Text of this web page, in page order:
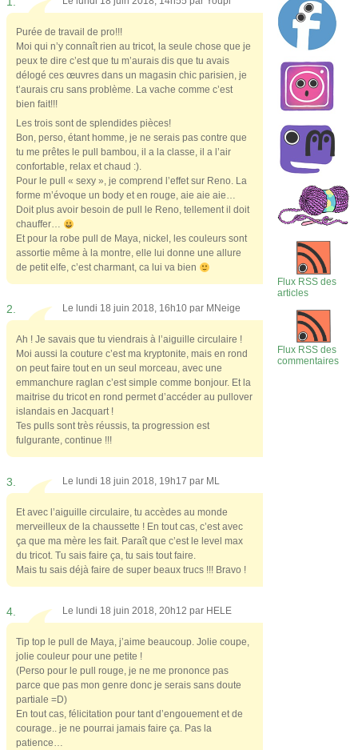
Purée de travail de pro!!!
Moi qui n’y connaît rien au tricot, la seule chose que je
peux te dire c’est que tu m’aurais dis que tu avais
délogé ces œuvres dans un magasin chic parisien, je
t’aurais cru sans problème. La vache comme c’est
bien fait!!!
Les trois sont de splendides pièces!
Bon, perso, étant homme, je ne serais pas contre que
tu me prêtes le pull bambou, il a la classe, il a l’air
confortable, relax et chaud :).
Pour le pull « sexy », je comprend l’effet sur Reno. La
forme m’évoque un body et en rouge, aie aie aie…
Doit plus avoir besoin de pull le Reno, tellement il doit
chauffer…
Et pour la robe pull de Maya, nickel, les couleurs sont
assortie même à la montre, elle lui donne une allure
de petit elfe, c’est charmant, ca lui va bien
2. Le lundi 18 juin 2018, 16h10 par MNeige
Ah ! Je savais que tu viendrais à l’aiguille circulaire !
Moi aussi la couture c’est ma kryptonite, mais en rond
on peut faire tout en un seul morceau, avec une
emmanchure raglan c’est simple comme bonjour. Et la
maitrise du tricot en rond permet d’accéder au pullover
islandais en Jacquart !
Tes pulls sont très réussis, ta progression est
fulgurante, continue !!!
3. Le lundi 18 juin 2018, 19h17 par ML
Et avec l’aiguille circulaire, tu accèdes au monde
merveilleux de la chaussette ! En tout cas, c’est avec
ça que ma mère les fait. Paraît que c’est le level max
du tricot. Tu sais faire ça, tu sais tout faire.
Mais tu sais déjà faire de super beaux trucs !!! Bravo !
4. Le lundi 18 juin 2018, 20h12 par HELE
Tip top le pull de Maya, j’aime beaucoup. Jolie coupe,
jolie couleur pour une petite !
(Perso pour le pull rouge, je ne me prononce pas
parce que pas mon genre donc je serais sans doute
partiale =D)
En tout cas, félicitation pour tant d’engouement et de
courage.. je ne pourrai jamais faire ça. Pas la
patience…
Flux RSS des
articles
Flux RSS des
commentaires